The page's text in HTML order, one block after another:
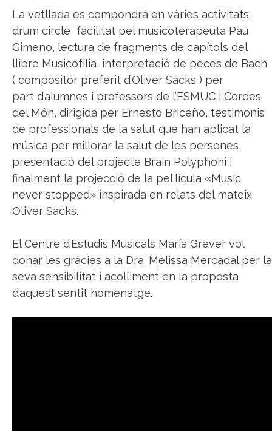
La vetllada es compondrà en vàries activitats:
drum circle facilitat pel musicoterapeuta Pau
Gimeno, lectura de fragments de capítols del
llibre Musicofília, interpretació de peces de Bach
( compositor preferit d’Oliver Sacks ) per
part d’alumnes i professors de l’ESMUC i Cordes
del Món, dirigida per Ernesto Briceño, testimonis
de professionals de la salut que han aplicat la
música per millorar la salut de les persones,
presentació del projecte Brain Polyphoni i
finalment la projecció de la pel.lícula «Music
never stopped» inspirada en relats del mateix
Oliver Sacks.
El Centre d’Estudis Musicals María Grever vol
donar les gràcies a la Dra. Melissa Mercadal per la
seva sensibilitat i acolliment en la proposta
d’aquest sentit homenatge.